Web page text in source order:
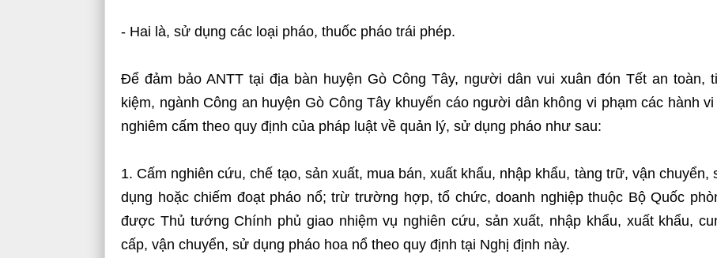
- Hai là, sử dụng các loại pháo, thuốc pháo trái phép.
Để đảm bảo ANTT tại địa bàn huyện Gò Công Tây, người dân vui xuân đón Tết an toàn,
kiệm, ngành Công an huyện Gò Công Tây khuyến cáo người dân không vi phạm các hành vi
nghiêm cấm theo quy định của pháp luật về quản lý, sử dụng pháo như sau:
1. Cấm nghiên cứu, chế tạo, sản xuất, mua bán, xuất khẩu, nhập khẩu, tàng trữ, vận chuyển,
dụng hoặc chiếm đoạt pháo nổ; trừ trường hợp, tổ chức, doanh nghiệp thuộc Bộ Quốc
được Thủ tướng Chính phủ giao nhiệm vụ nghiên cứu, sản xuất, nhập khẩu, xuất khẩu,
cấp, vận chuyển, sử dụng pháo hoa nổ theo quy định tại Nghị định này.